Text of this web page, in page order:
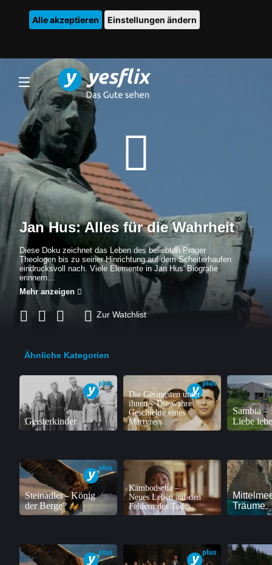
Alle akzeptieren Einstellungen ändern
Jan Hus: Alles für die Wahrheit
Diese Doku zeichnet das Leben des beliebten Prager
Theologen bis zu seiner Hinrichtung auf dem Scheiterhaufen
eindrucksvoll nach. Viele Elemente in Jan Hus' Biografie
erinnern...
Mehr anzeigen
Zur Watchlist
Ähnliche Kategorien
Geisterkinder
Die Geringsten unter
ihnen – Die wahre
Geschichte eines
Märtyrers
Sambia –
Liebe
Steinadler - König
der Berge?
Kambodscha –
Neues Leben auf den
Feldern des Todes
Träume